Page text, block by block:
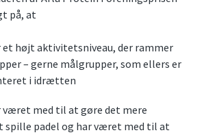
på, at
et højt aktivitetsniveau, der rammer
– gerne målgrupper, som ellers er
i idrætten
været med til at gøre det mere
padel og har været med til at